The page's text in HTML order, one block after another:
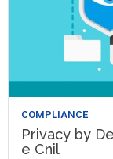
COMPLIANCE
Privacy by
e Cnil